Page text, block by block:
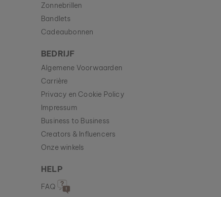
Zonnebrillen
Bandlets
Cadeaubonnen
BEDRIJF
Algemene Voorwaarden
Carrière
Privacy en Cookie Policy
Impressum
Business to Business
Creators & Influencers
Onze winkels
HELP
FAQ